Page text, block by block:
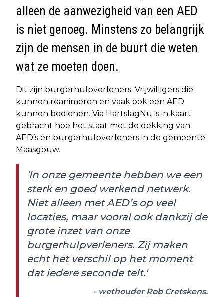
alleen de aanwezigheid van een AED
is niet genoeg. Minstens zo belangrijk
zijn de mensen in de buurt die weten
wat ze moeten doen.
Dit zijn burgerhulpverleners. Vrijwilligers die
kunnen reanimeren en vaak ook een AED
kunnen bedienen. Via HartslagNu is in kaart
gebracht hoe het staat met de dekking van
AED’s én burgerhulpverleners in de gemeente
Maasgouw.
'In onze gemeente hebben we een
sterk en goed werkend netwerk.
Niet alleen met AED’s op veel
locaties, maar vooral ook dankzij de
grote inzet van onze
burgerhulpverleners. Zij maken
echt het verschil op het moment
dat iedere seconde telt.'
- wethouder Rob Cretskens.